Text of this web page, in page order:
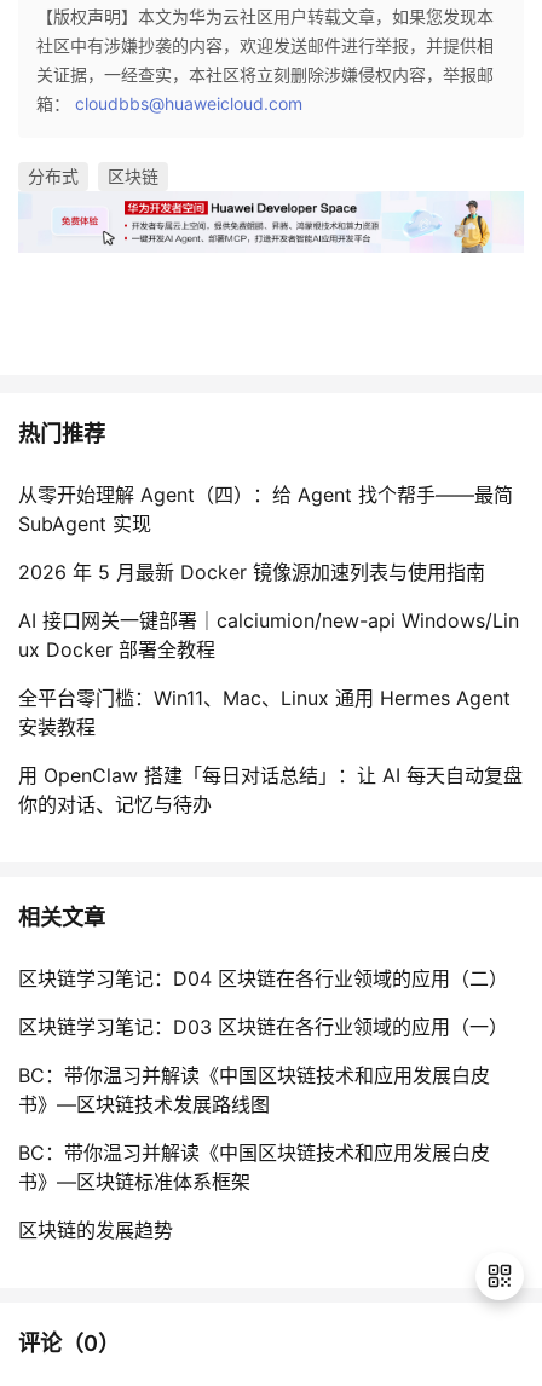
【版权声明】本文为华为云社区用户转载文章，如果您发现本
社区中有涉嫌抄袭的内容，欢迎发送邮件进行举报，并提供相
关证据，一经查实，本社区将立刻删除涉嫌侵权内容，举报邮
箱： cloudbbs@huaweicloud.com
分布式 区块链
热门推荐
从零开始理解 Agent（四）：给 Agent 找个帮手——最简
SubAgent 实现
2026 年 5 月最新 Docker 镜像源加速列表与使用指南
AI 接口网关一键部署｜calciumion/new-api Windows/Lin
ux Docker 部署全教程
全平台零门槛：Win11、Mac、Linux 通用 Hermes Agent
安装教程
用 OpenClaw 搭建「每日对话总结」：让 AI 每天自动复盘
你的对话、记忆与待办
相关文章
区块链学习笔记：D04 区块链在各行业领域的应用（二）
区块链学习笔记：D03 区块链在各行业领域的应用（一）
BC：带你温习并解读《中国区块链技术和应用发展白皮
书》—区块链技术发展路线图
BC：带你温习并解读《中国区块链技术和应用发展白皮
书》—区块链标准体系框架
区块链的发展趋势
评论（0）